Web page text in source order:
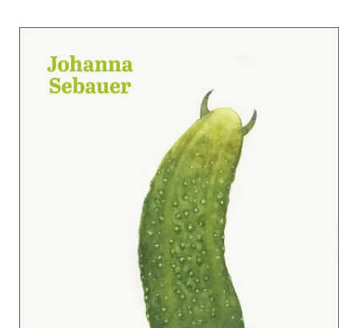
Das Gurkerl
Zur Wunschliste hinzufügen
Illustrierte Erzählung | Zweifach ausgezeichnet beim
Bachmann-Wettbewerb 2024
Johanna Sebauer
12.05.2026
48 Seiten